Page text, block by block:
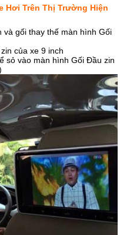
Hơi Trên Thị Trường Hiện
gối thay thế màn hình Gối
của xe 9 inch
sỏ vào màn hình Gối Đầu zin